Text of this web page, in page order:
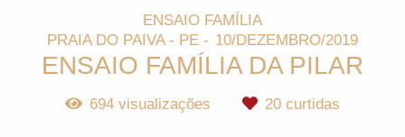
ENSAIO FAMÍLIA
PRAIA DO PAIVA - PE
10/DEZEMBRO/2019
ENSAIO FAMÍLIA DA PILAR
694 visualizações 20 curtidas